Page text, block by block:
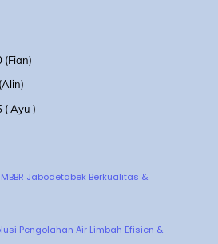
(Fian)
( Ayu )
Jabodetabek Berkualitas &
Pengolahan Air Limbah Efisien &